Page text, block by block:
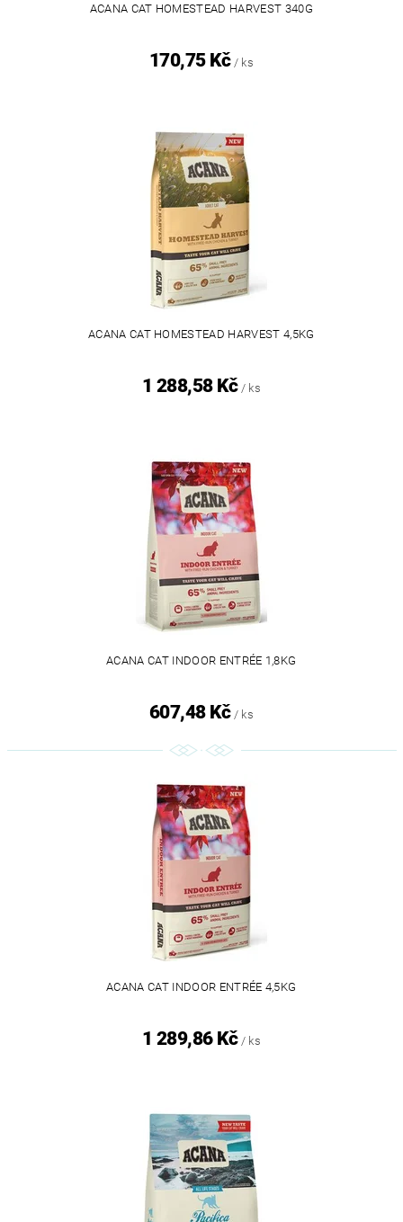
ACANA CAT HOMESTEAD HARVEST 340G
170,75 Kč / ks
ACANA CAT HOMESTEAD HARVEST 4,5KG
1 288,58 Kč / ks
ACANA CAT INDOOR ENTRÉE 1,8KG
607,48 Kč / ks
ACANA CAT INDOOR ENTRÉE 4,5KG
1 289,86 Kč / ks